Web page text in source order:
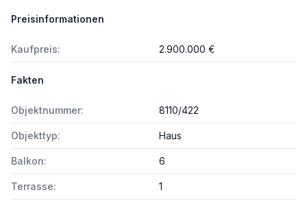
Preisinformationen
Kaufpreis: 2.900.000 €
Fakten
Objektnummer: 8110/422
Objekttyp: Haus
Balkon: 6
Terrasse: 1